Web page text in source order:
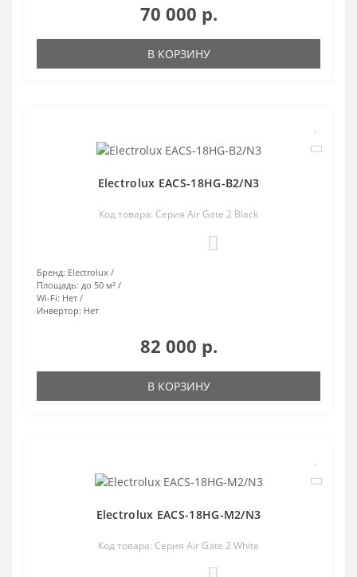
70 000 р.
В КОРЗИНУ
Electrolux EACS-18HG-B2/N3
Код товара: Серия Air Gate 2 Black
Бренд: Electrolux
Площадь: до 50 м²
Wi-Fi: Нет
Инвертор: Нет
82 000 р.
В КОРЗИНУ
Electrolux EACS-18HG-M2/N3
Код товара: Серия Air Gate 2 White